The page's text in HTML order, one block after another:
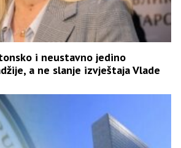
i neustavno jedino
a ne slanje izvještaja Vlade